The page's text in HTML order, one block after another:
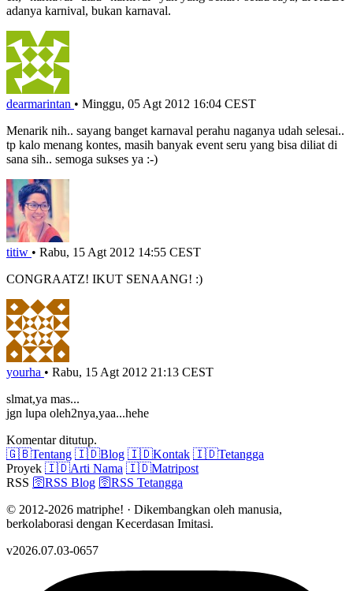
adanya karnival, bukan karnaval.
dearmarintan • Minggu, 05 Agt 2012 16:04 CEST
Menarik nih.. sayang banget karnaval perahu naganya udah selesai..
tp kalo menang kontes, masih banyak event seru yang bisa diliat di
sana sih.. semoga sukses ya :-)
titiw • Rabu, 15 Agt 2012 14:55 CEST
CONGRAATZ! IKUT SENAANG! :)
yourha • Rabu, 15 Agt 2012 21:13 CEST
slmat,ya mas...
jgn lupa oleh2nya,yaa...hehe
Komentar ditutup.
🇬🇧Tentang 🇮🇩Blog 🇮🇩Kontak 🇮🇩Tetangga
Proyek 🇮🇩Arti Nama 🇮🇩Matripost
RSS 🛜RSS Blog 🛜RSS Tetangga
© 2012-2026 matriphe! · Dikembangkan oleh manusia,
berkolaborasi dengan Kecerdasan Imitasi.
v2026.07.03-0657